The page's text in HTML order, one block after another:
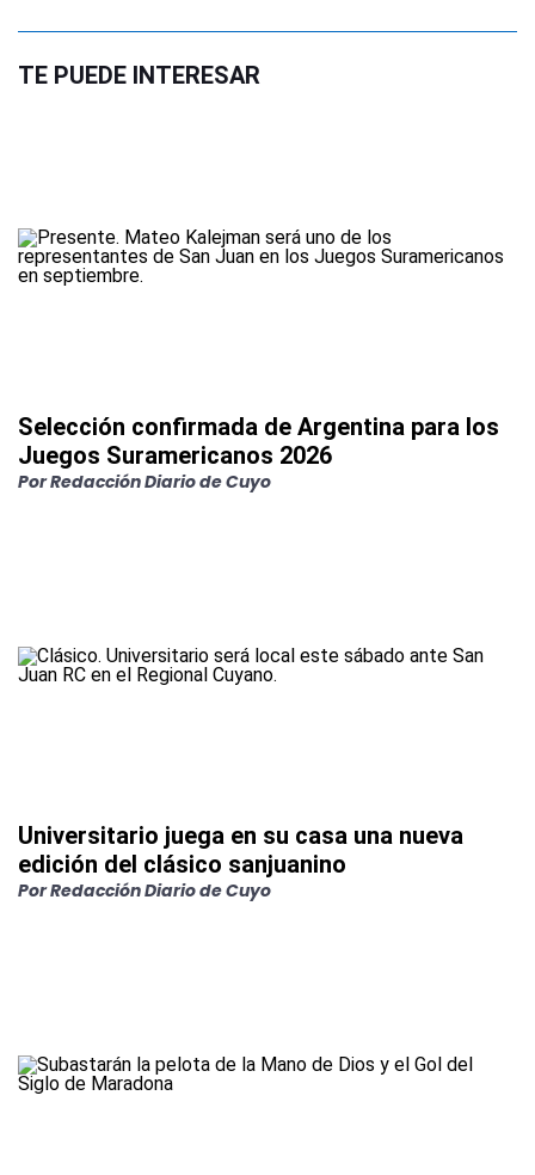
TE PUEDE INTERESAR
Selección confirmada de Argentina para los
Juegos Suramericanos 2026
PorRedacción Diario de Cuyo
Universitario juega en su casa una nueva
edición del clásico sanjuanino
PorRedacción Diario de Cuyo